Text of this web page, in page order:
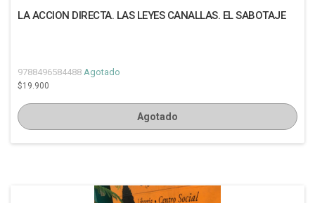
LA ACCION DIRECTA. LAS LEYES CANALLAS. EL SABOTAJE
9788496584488 Agotado
$19.900
Agotado